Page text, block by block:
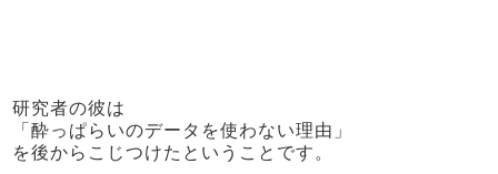
研究者の彼は
「酔っぱらいのデータを使わない理由」
を後からこじつけたということです。